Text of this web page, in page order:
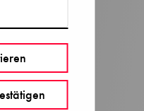
verwalten